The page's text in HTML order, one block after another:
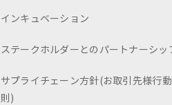
インキュベーション
ステークホルダーとのパートナーシッ
サプライチェーン方針(お取引先様行
則)